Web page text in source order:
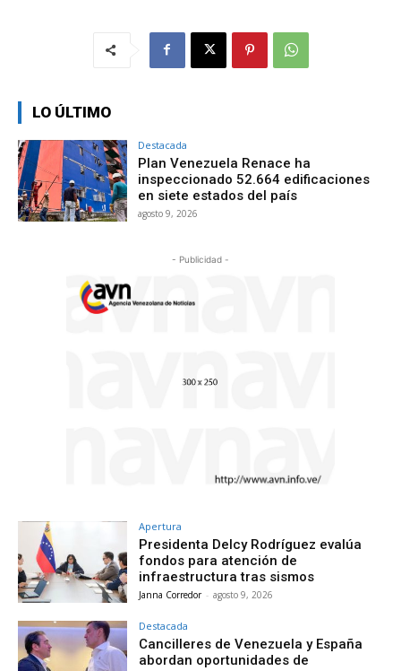
LO ÚLTIMO
Destacada
Plan Venezuela Renace ha
inspeccionado 52.664 edificaciones
en siete estados del país
agosto 9, 2026
- Publicidad -
Apertura
Presidenta Delcy Rodríguez evalúa
fondos para atención de
infraestructura tras sismos
Janna Corredor - agosto 9, 2026
Destacada
Cancilleres de Venezuela y España
abordan oportunidades de